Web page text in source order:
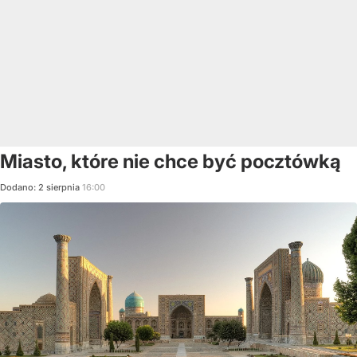
Miasto, które nie chce być pocztówką
Dodano: 2 sierpnia 16:00